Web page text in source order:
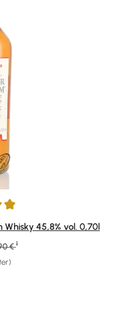
von 5 Sternen
45,8% vol. 0,70l
Preis:
€ 1